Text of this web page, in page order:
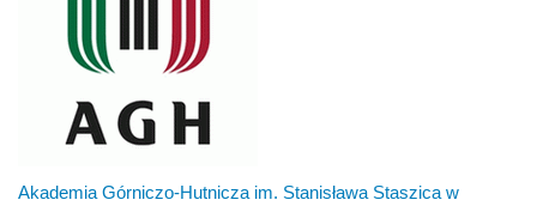
Akademia Górniczo-Hutnicza im. Stanisława Staszica w